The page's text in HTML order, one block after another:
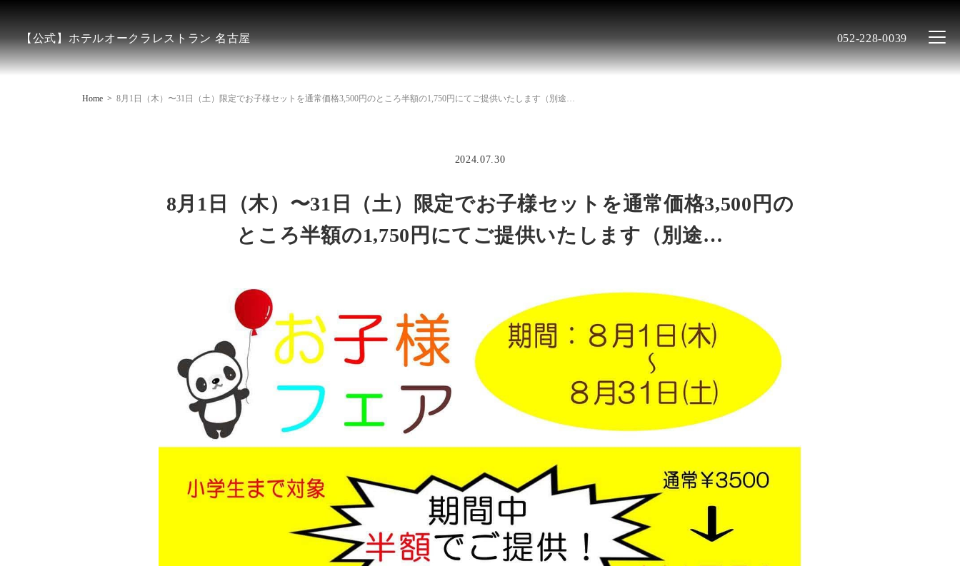
【公式】ホテルオークラレストラン 名古屋 052-228-0039
Home 8月1日（木）〜31日（土）限定でお子様セットを通常価格3,500円のところ半額の1,750円にてご提供いたします（別途…
2024.07.30
8月1日（木）〜31日（土）限定でお子様セットを通常価格3,500円の
ところ半額の1,750円にてご提供いたします（別途…